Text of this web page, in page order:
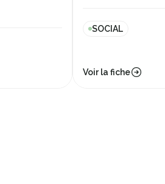
SOCIAL
Voir la fiche